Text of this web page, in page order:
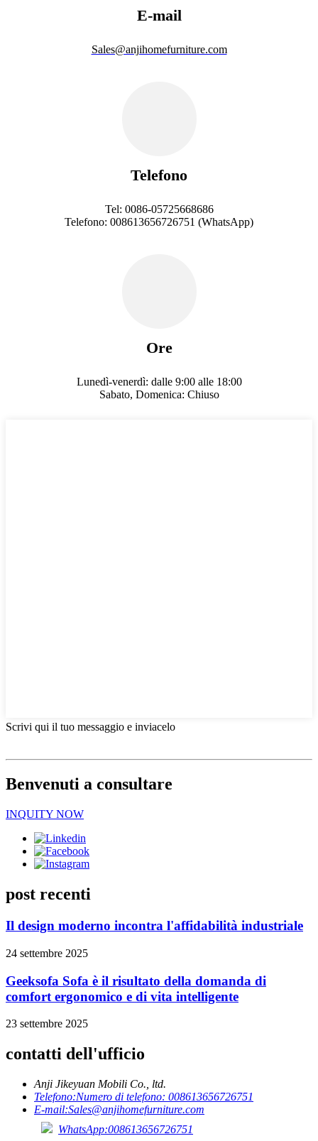
E-mail
Sales@anjihomefurniture.com
Telefono
Tel: 0086-05725668686
Telefono: 008613656726751 (WhatsApp)
Ore
Lunedì-venerdì: dalle 9:00 alle 18:00
Sabato, Domenica: Chiuso
Scrivi qui il tuo messaggio e inviacelo
Benvenuti a consultare
INQUITY NOW
post recenti
Il design moderno incontra l'affidabilità industriale
24 settembre 2025
Geeksofa Sofa è il risultato della domanda di
comfort ergonomico e di vita intelligente
23 settembre 2025
contatti dell'ufficio
Anji Jikeyuan Mobili Co., ltd.
Telefono:Numero di telefono: 008613656726751
E-mail:Sales@anjihomefurniture.com
WhatsApp:008613656726751